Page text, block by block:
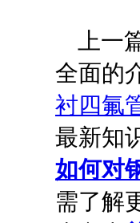
上一
全面的
衬四氟
最新知
如何对
需了解